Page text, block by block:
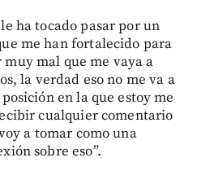
ha tocado pasar por un
me han fortalecido para
mal que me vaya a
la verdad eso no me va a
en la que estoy me
cualquier comentario
a tomar como una
sobre eso”.